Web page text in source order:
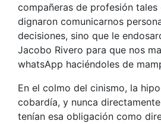
compañeras de profesión tales
dignaron comunicarnos
decisiones, sino que le
Jacobo Rivero para que nos
whatsApp haciéndoles de
En el colmo del cinismo, la
cobardía, y nunca
tenían esa obligación como